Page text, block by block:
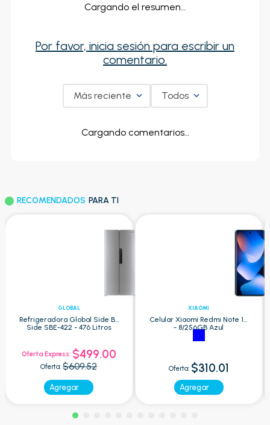
Cargando el resumen…
Por favor, inicia sesión para escribir un
comentario.
Más reciente Todos
Cargando comentarios…
RECOMENDADOS PARA TI
GLOBAL
Refrigeradora Global Side By
Side SBE-422 - 476 Litros
Oferta Express: $499.00
Oferta: $609.52
Agregar
XIAOMI
Celular Xiaomi Redmi Note 15
- 8/256GB Azul
Oferta: $310.01
Agregar